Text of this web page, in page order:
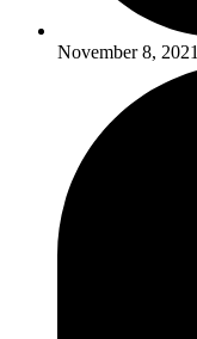
November 8, 2021